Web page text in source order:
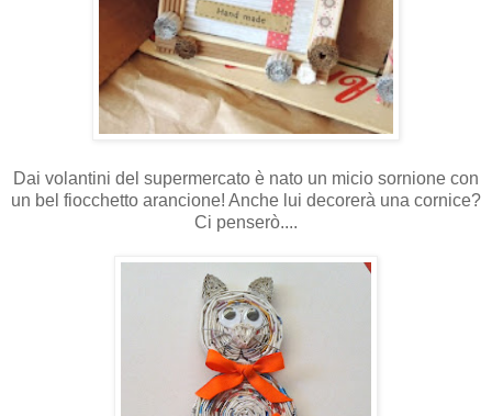
Dai volantini del supermercato è nato un micio sornione con
un bel fiocchetto arancione! Anche lui decorerà una cornice?
Ci penserò....